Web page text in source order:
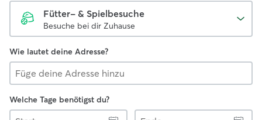
Fütter- & Spielbesuche
Besuche bei dir Zuhause
Wie lautet deine Adresse?
Welche Tage benötigst du?
Start
Ende